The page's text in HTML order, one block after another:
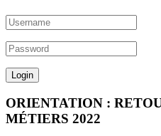
ORIENTATION :
MÉTIERS 2022